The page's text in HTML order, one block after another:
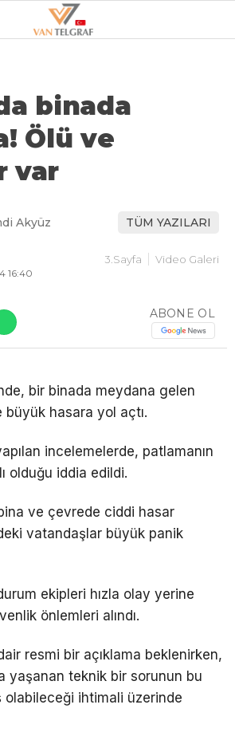
WhatsApp İhbar
Hattı
Instagram
21.7°
VİDEO
binada
Ölü ve
var
Akyüz TÜM YAZILARI
16:40
3.Sayfa Video Galeri
ABONE OL
bir binada meydana gelen
hasara yol açtı.
incelemelerde, patlamanın
olduğu iddia edildi.
ve çevrede ciddi hasar
vatandaşlar büyük panik
ekipleri hızla olay yerine
önlemleri alındı.
resmi bir açıklama beklenirken,
yaşanan teknik bir sorunun bu
olabileceği ihtimali üzerinde